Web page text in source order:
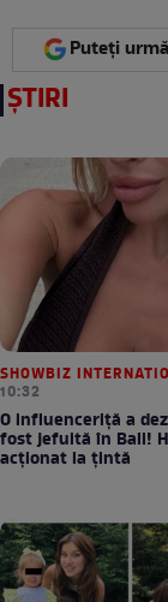
Puteți
ȘTIRI
SHOWBIZ
10:32
O influenceriță a
fost jefuită în Bali!
acționat la țintă